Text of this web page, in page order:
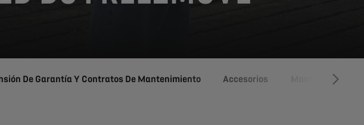
De Garantía Y Contratos De Mantenimiento Accesorios Mantenimiento